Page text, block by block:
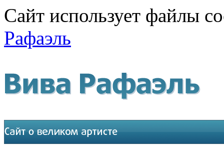
Сайт использует файлы
Рафаэль